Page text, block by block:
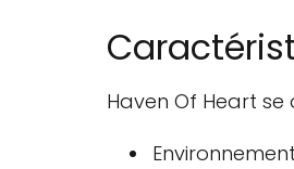
Haven Of Heart